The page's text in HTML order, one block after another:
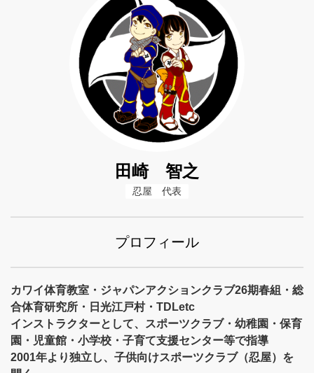
田崎 智之
忍屋　代表
プロフィール
カワイ体育教室・ジャパンアクションクラブ26期春組・総
合体育研究所・日光江戸村・TDLetc
インストラクターとして、スポーツクラブ・幼稚園・保育
園・児童館・小学校・子育て支援センター等で指導
2001年より独立し、子供向けスポーツクラブ（忍屋）を